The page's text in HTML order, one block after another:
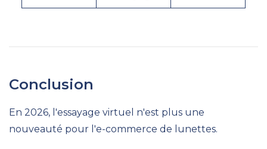
Conclusion
En 2026, l'essayage virtuel n'est plus une
nouveauté pour l'e-commerce de lunettes.